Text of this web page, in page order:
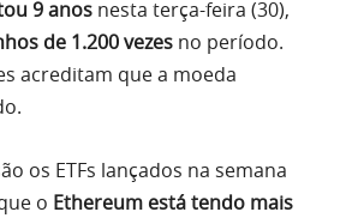
9 anos nesta terça-feira (30),
de 1.200 vezes no período.
acreditam que a moeda
os ETFs lançados na semana
o Ethereum está tendo mais